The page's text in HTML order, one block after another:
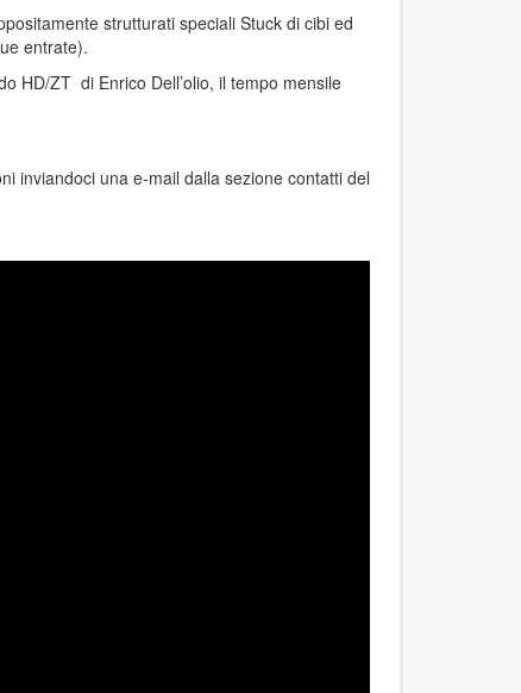
strutturati speciali Stuck di cibi ed
entrate).
HD/ZT di Enrico Dell’olio, il tempo mensile
inviandoci una e-mail dalla sezione contatti del